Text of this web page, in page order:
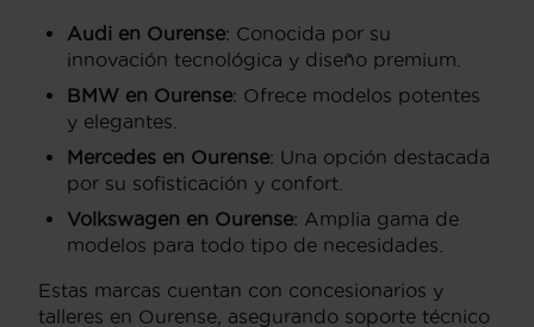
Audi en Ourense: Conocida por su
innovación tecnológica y diseño premium.
BMW en Ourense: Ofrece modelos potentes
y elegantes.
Mercedes en Ourense: Una opción destacada
por su sofisticación y confort.
Volkswagen en Ourense: Amplia gama de
modelos para todo tipo de necesidades.
Estas marcas cuentan con concesionarios y
talleres en Ourense, asegurando soporte técnico